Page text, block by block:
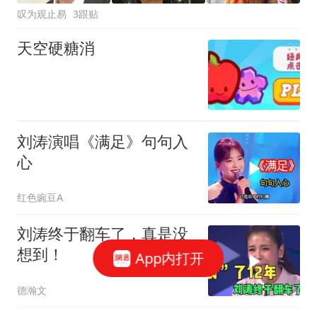
叹为观止易 3跟贴
天空硬糖消
刘涛演唱《满足》句句入
心
红色豌豆A
刘涛终于翻车了，真是没
想到！
德瀚文
App内打开